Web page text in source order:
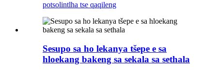
potsolintlha tse qaqileng
Sesupo sa ho lekanya tšepe e sa
hloekang bakeng sa sekala sa sethala